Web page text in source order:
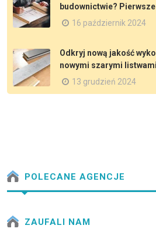
budownictwie?
16 październik 2024
Odkryj nową jakość
nowymi szarymi
13 grudzień 2024
POLECANE AGENCJE
ZAUFALI NAM